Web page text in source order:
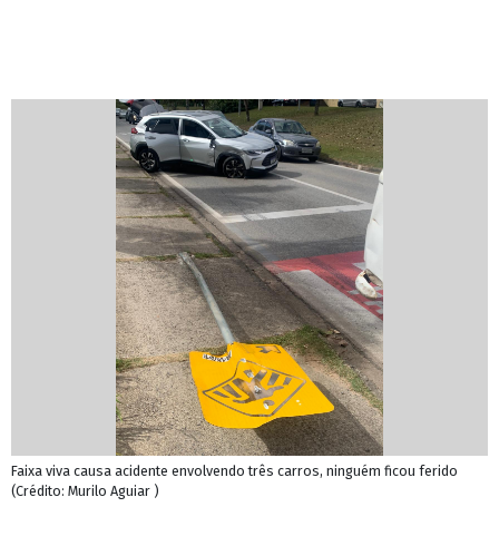
Faixa viva causa acidente envolvendo três carros, ninguém ficou ferido
(Crédito: Murilo Aguiar )